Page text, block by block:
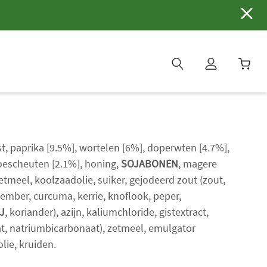
paprika [9.5%], wortelen [6%], doperwten [4.7%],
[2.1%], honing, SOJABONEN, magere
koolzaadolie, suiker, gejodeerd zout (zout,
curcuma, kerrie, knoflook, peper,
, koriander), azijn, kaliumchloride, gistextract,
natriumbicarbonaat), zetmeel, emulgator
kruiden.